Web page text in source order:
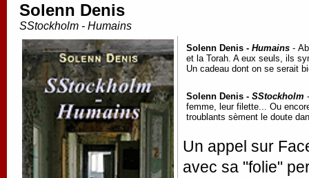
Solenn Denis
SStockholm - Humains
Solenn Denis - Humains -
et la Torah. A eux seuls, ils
Un cadeau dont on se serait
Solenn Denis - SStockholm
femme, leur filette... Ou
troublants sèment le doute
Un appel sur
avec sa "folie"